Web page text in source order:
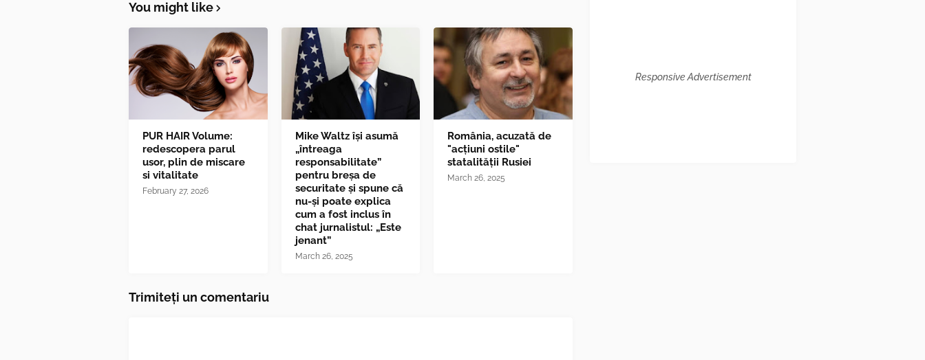
You might like
PUR HAIR Volume:
redescopera parul
usor, plin de miscare
si vitalitate
February 27, 2026
Mike Waltz îşi asumă
„întreaga
responsabilitate”
pentru breşa de
securitate și spune că
nu-și poate explica
cum a fost inclus în
chat jurnalistul: „Este
jenant”
March 26, 2025
România, acuzată de
"acțiuni ostile"
statalității Rusiei
March 26, 2025
Trimiteți un comentariu
Responsive Advertisement